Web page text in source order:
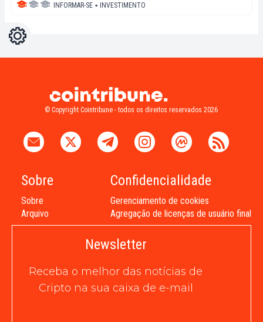
INFORMAR-SE ▪ INVESTIMENTO
Configurações
© Copyright Cointribune - todos os direitos reservados 2026
Sobre
Sobre
Arquivo
Confidencialidade
Gerenciamento de cookies
Agregação de licenças de usuário final
Newsletter
Receba o melhor das notícias de
Cripto na sua caixa de e-mail